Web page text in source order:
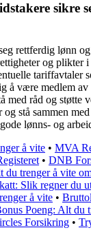
sikre
rettferdig lønn
og plikter
tariffavtaler
å være medlem av
med råd og støtte
stå sammen
lønns- og
å vite • MVA
• DNB
du trenger å vite
Slik regner du
å vite •
Poeng: Alt du
Forsikring •